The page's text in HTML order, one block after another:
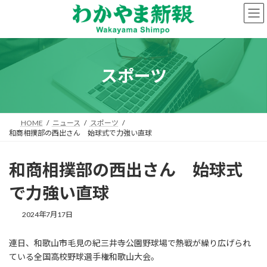
ン
へ
プ
ー
ョ
動
スポーツ
HOME ニュース
スポーツ
和商相撲部の西出さん 始球式で力強い直球
和商相撲部の西出さん 始球式
で力強い直球
2024年7月17日
連日、和歌山市毛見の紀三井寺公園野球場で熱戦が繰り広げられ
ている全国高校野球選手権和歌山大会。